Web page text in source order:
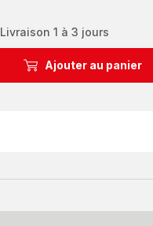
Livraison 1 à 3 jours
Ajouter au panier